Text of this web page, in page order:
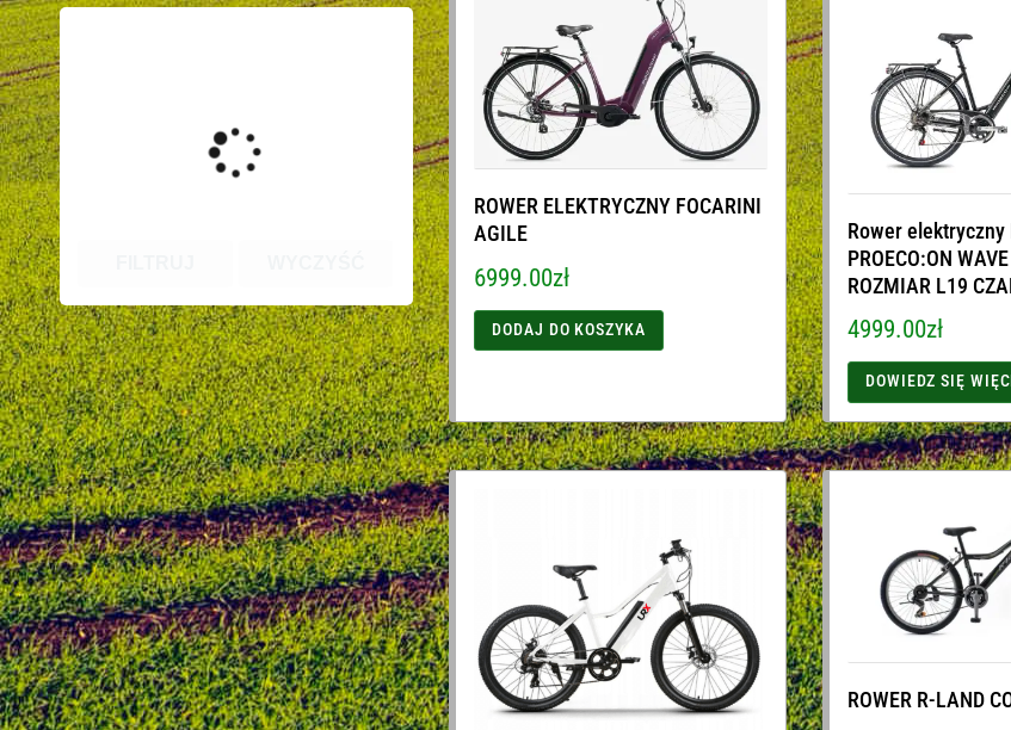
ROWER ELEKTRYCZNY FOCARINI
AGILE
6999.00zł
DODAJ DO KOSZYKA
Rower elektryczny
PROECO:ON
ROZMIAR L19
4999.00zł
DOWIEDZ SIĘ
ROWER R-LAND